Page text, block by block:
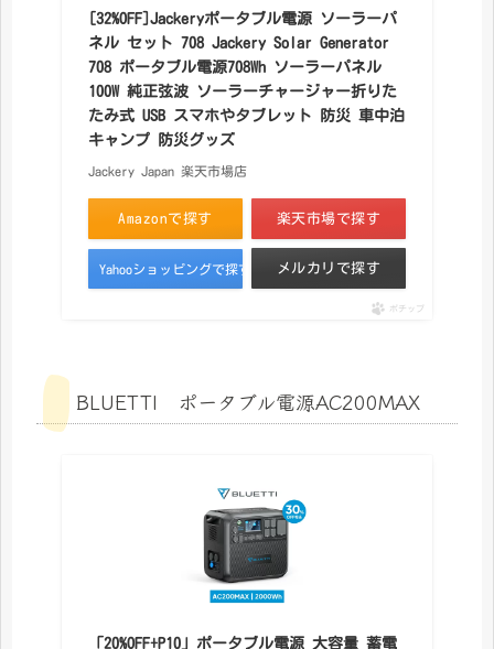
[32%OFF]Jackeryポータブル電源 ソーラーパ
ネル セット 708 Jackery Solar Generator
708 ポータブル電源708Wh ソーラーパネル
100W 純正弦波 ソーラーチャージャー折りた
たみ式 USB スマホやタブレット 防災 車中泊
キャンプ 防災グッズ
Jackery Japan 楽天市場店
Amazonで探す 楽天市場で探す
Yahooショッピングで探す メルカリで探す
ポチップ
BLUETTI ポータブル電源AC200MAX
「20%OFF+P10」ポータブル電源 大容量 蓄電